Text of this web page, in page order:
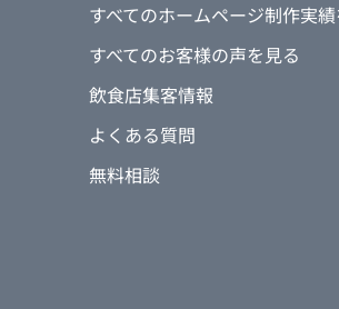
⑤制作後、一番変わ
オープン直後からな
狙っている女性のお
成功して、
ランチ、ディナーと
すべてのホームページ制作実
すべてのお客様の声を見る
飲食店集客情報
よくある質問
無料相談